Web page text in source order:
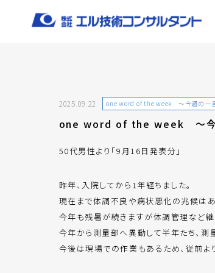
2025.09.22 one word of the week ～今週の一
one word of the week ～今
50代男性より「9月16日発表分」
昨年、入院してから1年経ちました。
現在まで体調不良や病状悪化の兆候はあ
今年も残暑が続きますが体調管理など継
今年から測量部へ異動して半年たち、測
今後は現場での作業もあるため、従前よ